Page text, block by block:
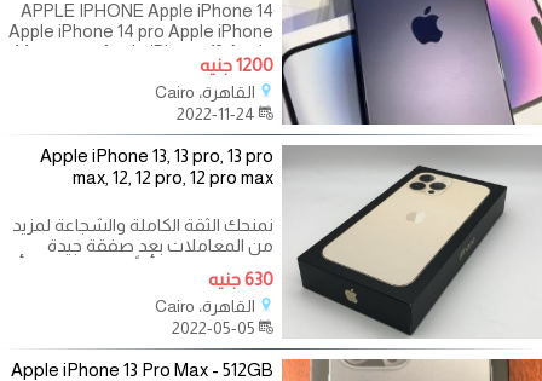
APPLE IPHONE Apple iPhone 14
Apple iPhone 14 pro Apple iPhone
14 pro mac Apple iPhone 13 Apple
iPhone 13 pro Apple iPhone pro
max Other Apple iPhone and
other
1200 جنيه
القاهرة، Cairo
Apple iPhone 13, 13 pro, 13 pro
max, 12, 12 pro, 12 pro max
نمنحك الثقة الكاملة والشجاعة لمزيد
من المعاملات بعد صفقة جيدة
وناجحة. اتصل بنا أيضًا للحصول على أي
630 جنيه
القاهرة، Cairo
Apple iPhone 13 Pro Max - 512GB